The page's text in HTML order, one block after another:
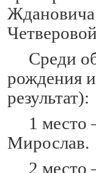
Среди
рождения
результат):
1 место
Мирослав.
2 место